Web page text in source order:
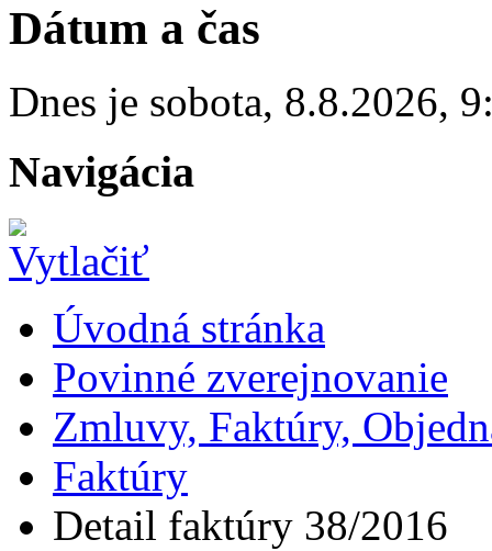
Dátum a čas
Dnes je sobota, 8.8.2026,
Navigácia
Úvodná stránka
Povinné zverejnovanie
Zmluvy, Faktúry,
Faktúry
Detail faktúry 38/2016